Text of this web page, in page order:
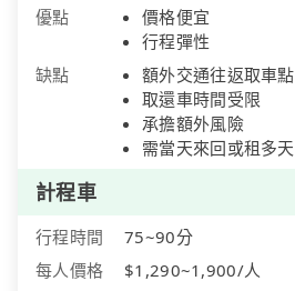
優點
價格便宜
行程彈性
缺點
額外交通往返取車點
取還車時間受限
承擔額外風險
需當天來回或租多天
計程車
行程時間
75~90分
每人價格
$1,290~1,900/人